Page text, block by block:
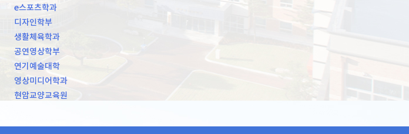
e스포츠학과
디자인학부
생활체육학과
공연영상학부
연기예술대학
영상미디어학과
현암교양교육원